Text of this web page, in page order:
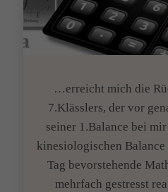
…erreicht mich die
7.Klässlers, der vor
seiner 1.Balance bei
kinesiologischen
Tag bevorstehende
mehrfach gestresst